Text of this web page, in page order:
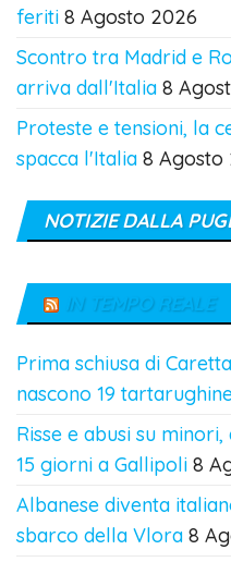
feriti 8 Agosto 2026
Scontro tra Madrid e
arriva dall'Italia 8
Proteste e tensioni, la
spacca l'Italia 8 Agosto
NOTIZIE DALLA
IN TEMPO REALE
Prima schiusa di
nascono 19
Risse e abusi su
15 giorni a Gallipoli 8
Albanese diventa
sbarco della Vlora 8